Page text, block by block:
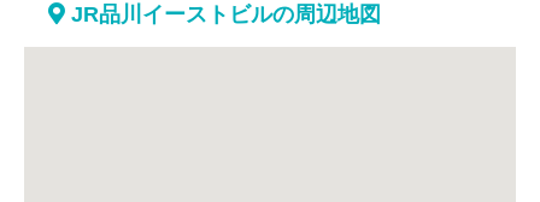
JR品川イーストビルの周辺地図